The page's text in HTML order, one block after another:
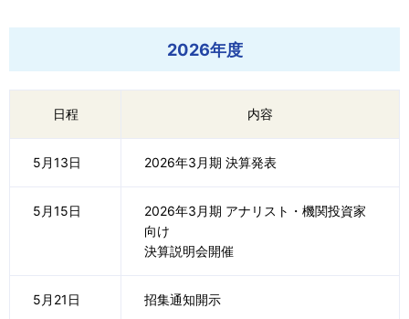
2026年度
日程 内容
5月13日 2026年3月期 決算発表
5月15日
2026年3月期 アナリスト・機関投資家
向け
決算説明会開催
5月21日 招集通知開示